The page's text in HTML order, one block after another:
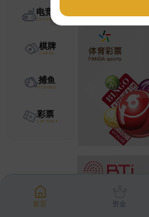
电竞
棋牌
捕鱼
彩票
首页 资金